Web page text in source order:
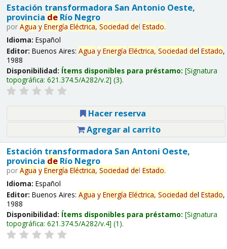
Estación transformadora San Antonio Oeste,
provincia deRío Negro
por Agua y Energía Eléctrica, Sociedad del Estado.
Idioma: Español
Editor: Buenos Aires: Agua y Energía Eléctrica, Sociedad del Estado,
1988
Disponibilidad: Ítems disponibles para préstamo: Signatura
topográfica: 621.374.5/A282/v.2 (3).
Hacer reserva
Agregar al carrito
Estación transformadora San Antoni Oeste,
provincia deRío Negro
por Agua y Energía Eléctrica, Sociedad del Estado.
Idioma: Español
Editor: Buenos Aires: Agua y Energía Eléctrica, Sociedad del Estado,
1988
Disponibilidad: Ítems disponibles para préstamo: Signatura
topográfica: 621.374.5/A282/v.4 (1).